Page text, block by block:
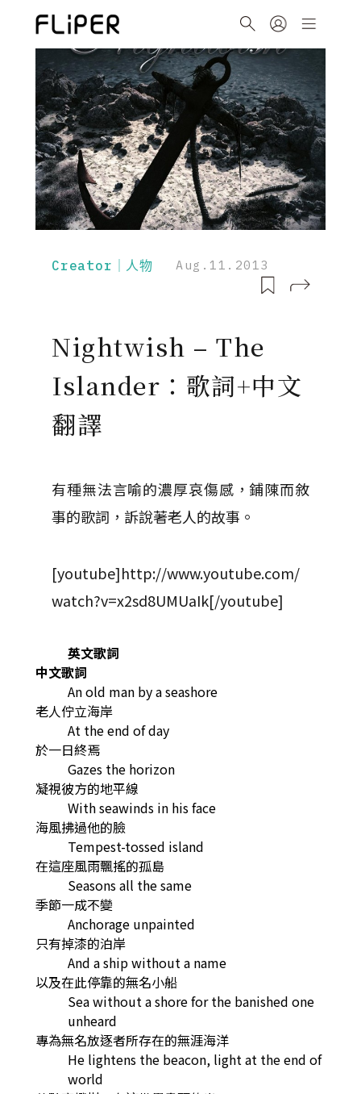
Creator｜人物 Aug.11.2013
Nightwish – The
Islander：歌詞+中文
翻譯
有種無法言喻的濃厚哀傷感，鋪陳而敘
事的歌詞，訴說著老人的故事。
[youtube]http://www.youtube.com/
watch?v=x2sd8UMUaIk[/youtube]
英文歌詞
中文歌詞
An old man by a seashore
老人佇立海岸
At the end of day
於一日終焉
Gazes the horizon
凝視彼方的地平線
With seawinds in his face
海風拂過他的臉
Tempest-tossed island
在這座風雨飄搖的孤島
Seasons all the same
季節一成不變
Anchorage unpainted
只有掉漆的泊岸
And a ship without a name
以及在此停靠的無名小船
Sea without a shore for the banished one
unheard
專為無名放逐者所存在的無涯海洋
He lightens the beacon, light at the end of
world